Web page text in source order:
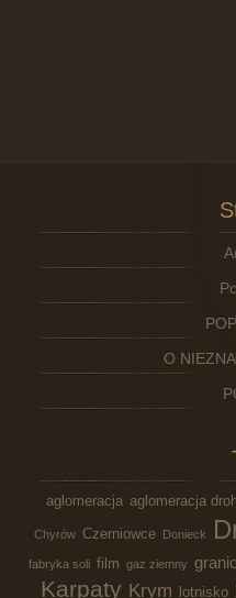
O
aglomeracja aglomeracja
Chyrów Czerniowce Donieck
fabryka soli film gaz ziemny
Karpaty Krym lotnisko